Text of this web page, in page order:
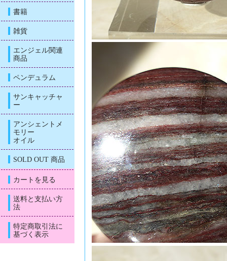
書籍
雑貨
エンジェル関連
商品
ペンデュラム
サンキャッチャ
ー
アンシェントメ
モリー
オイル
SOLD OUT 商品
カートを見る
送料と支払い方
法
特定商取引法に
基づく表示